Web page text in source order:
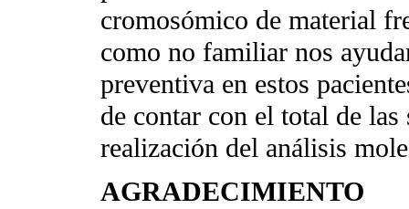
cromosómico de material
como no familiar nos
preventiva en estos
de contar con el total de las
realización del análisis
AGRADECIMIENTO